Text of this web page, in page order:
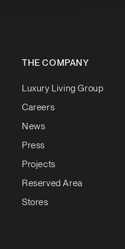
THE COMPANY
Luxury Living Group
Careers
News
Press
Projects
Reserved Area
Stores